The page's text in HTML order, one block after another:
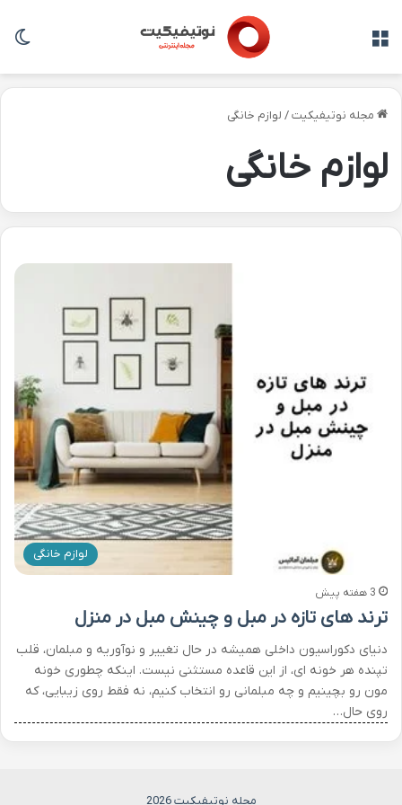
مجله نوتیفیکیت/ لوازم خانگی
لوازم خانگی
لوازم خانگی
3 هفته پیش
ترند های تازه در مبل و چینش مبل در منزل
دنیای دکوراسیون داخلی همیشه در حال تغییر و نوآوریه و مبلمان، قلب
تپنده هر خونه ای، از این قاعده مستثنی نیست. اینکه چطوری خونه
مون رو بچینیم و چه مبلمانی رو انتخاب کنیم، نه فقط روی زیبایی، که
روی حال…
مجله نوتیفیکیت 2026